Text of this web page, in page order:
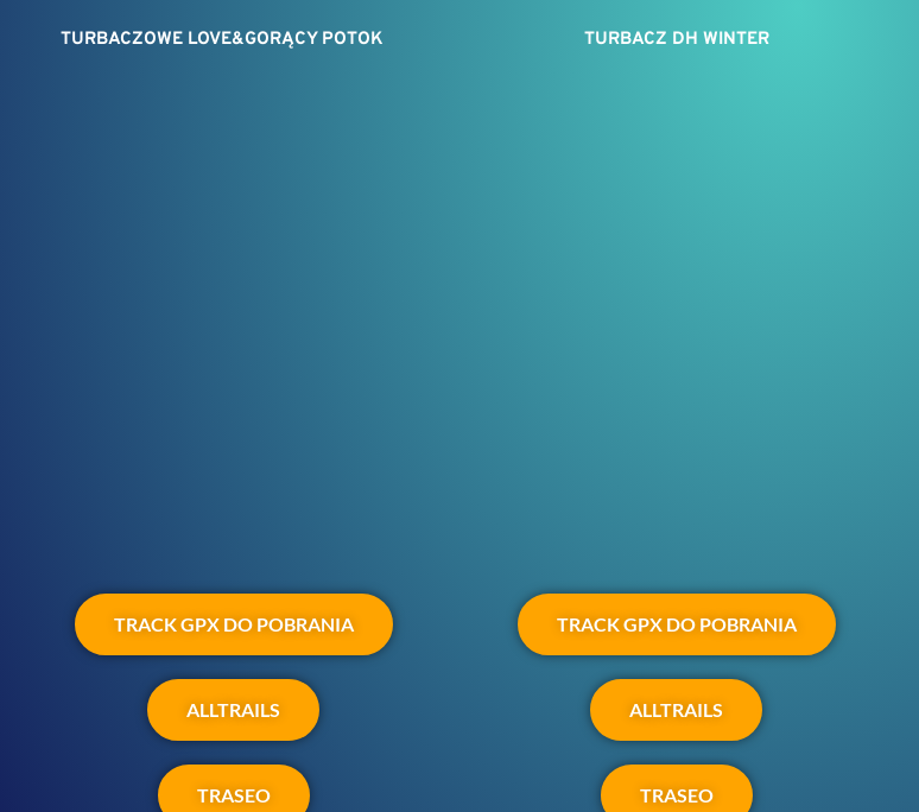
TURBACZOWE LOVE&GORĄCY POTOK
TRACK GPX DO POBRANIA
ALLTRAILS
TRASEO
TURBACZ DH WINTER
TRACK GPX DO POBRANIA
ALLTRAILS
TRASEO